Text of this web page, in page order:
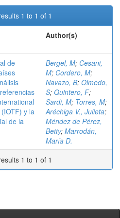
1 to 1 of 1
Author(s)
de
y la
de la
Bergel, M; Cesani,
M; Cordero, M;
Navazo, B; Olmedo,
S; Quintero, F;
Sardi, M; Torres, M;
Aréchiga V., Julieta;
Méndez de Pérez,
Betty; Marrodán,
María D.
1 to 1 of 1